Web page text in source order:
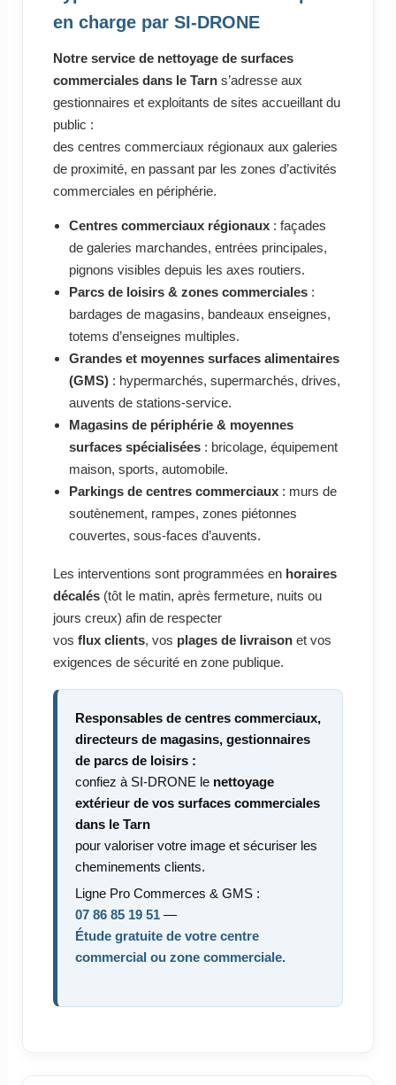
en charge par SI-DRONE
Notre service de nettoyage de surfaces
commerciales dans le Tarns’adresse aux
gestionnaires et exploitants de sites accueillant du
public :
des centres commerciaux régionaux aux galeries
de proximité, en passant par les zones d’activités
commerciales en périphérie.
Centres commerciaux régionaux: façades
de galeries marchandes, entrées principales,
pignons visibles depuis les axes routiers.
Parcs de loisirs & zones commerciales:
bardages de magasins, bandeaux enseignes,
totems d’enseignes multiples.
Grandes et moyennes surfaces alimentaires
(GMS): hypermarchés, supermarchés, drives,
auvents de stations-service.
Magasins de périphérie & moyennes
surfaces spécialisées: bricolage, équipement
maison, sports, automobile.
Parkings de centres commerciaux: murs de
soutènement, rampes, zones piétonnes
couvertes, sous-faces d’auvents.
Les interventions sont programmées en horaires
décalés(tôt le matin, après fermeture, nuits ou
jours creux) afin de respecter
vos flux clients, vos plages de livraisonet vos
exigences de sécurité en zone publique.
Responsables de centres commerciaux,
directeurs de magasins, gestionnaires
de parcs de loisirs :
confiez à SI-DRONE le nettoyage
extérieur de vos surfaces commerciales
dans le Tarn
pour valoriser votre image et sécuriser les
cheminements clients.
Ligne Pro Commerces & GMS :
07 86 85 19 51—
Étude gratuite de votre centre
commercial ou zone commerciale.